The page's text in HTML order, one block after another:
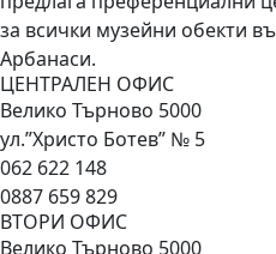
за всички музейни обекти
Арбанаси.
ЦЕНТРАЛЕН ОФИС
Велико Търново 5000
ул.”Христо Ботев” № 5
062 622 148
0887 659 829
ВТОРИ ОФИС
Велико Търново 5000